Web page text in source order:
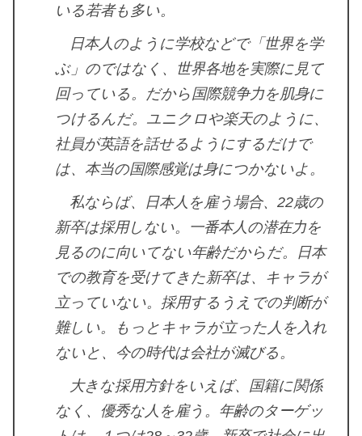
いる若者も多い。
日本人のように学校などで「世界を学
ぶ」のではなく、世界各地を実際に見て
回っている。だから国際競争力を肌身に
つけるんだ。ユニクロや楽天のように、
社員が英語を話せるようにするだけで
は、本当の国際感覚は身につかないよ。
私ならば、日本人を雇う場合、22歳の
新卒は採用しない。一番本人の潜在力を
見るのに向いてない年齢だからだ。日本
での教育を受けてきた新卒は、キャラが
立っていない。採用するうえでの判断が
難しい。もっとキャラが立った人を入れ
ないと、今の時代は会社が滅びる。
大きな採用方針をいえば、国籍に関係
なく、優秀な人を雇う。年齢のターゲッ